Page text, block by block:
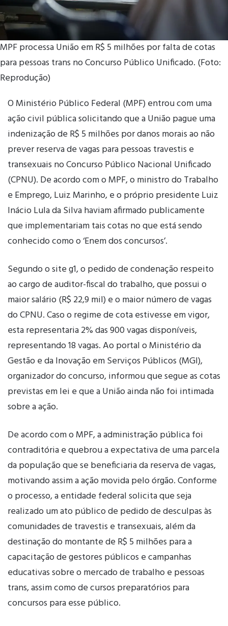
MPF processa União em R$ 5 milhões por falta de cotas
para pessoas trans no Concurso Público Unificado. (Foto:
Reprodução)
O Ministério Público Federal (MPF) entrou com uma
ação civil pública solicitando que a União pague uma
indenização de R$ 5 milhões por danos morais ao não
prever reserva de vagas para pessoas travestis e
transexuais no Concurso Público Nacional Unificado
(CPNU). De acordo com o MPF, o ministro do Trabalho
e Emprego, Luiz Marinho, e o próprio presidente Luiz
Inácio Lula da Silva haviam afirmado publicamente
que implementariam tais cotas no que está sendo
conhecido como o ‘Enem dos concursos’.
Segundo o site g1, o pedido de condenação respeito
ao cargo de auditor-fiscal do trabalho, que possui o
maior salário (R$ 22,9 mil) e o maior número de vagas
do CPNU. Caso o regime de cota estivesse em vigor,
esta representaria 2% das 900 vagas disponíveis,
representando 18 vagas. Ao portal o Ministério da
Gestão e da Inovação em Serviços Públicos (MGI),
organizador do concurso, informou que segue as cotas
previstas em lei e que a União ainda não foi intimada
sobre a ação.
De acordo com o MPF, a administração pública foi
contraditória e quebrou a expectativa de uma parcela
da população que se beneficiaria da reserva de vagas,
motivando assim a ação movida pelo órgão. Conforme
o processo, a entidade federal solicita que seja
realizado um ato público de pedido de desculpas às
comunidades de travestis e transexuais, além da
destinação do montante de R$ 5 milhões para a
capacitação de gestores públicos e campanhas
educativas sobre o mercado de trabalho e pessoas
trans, assim como de cursos preparatórios para
concursos para esse público.